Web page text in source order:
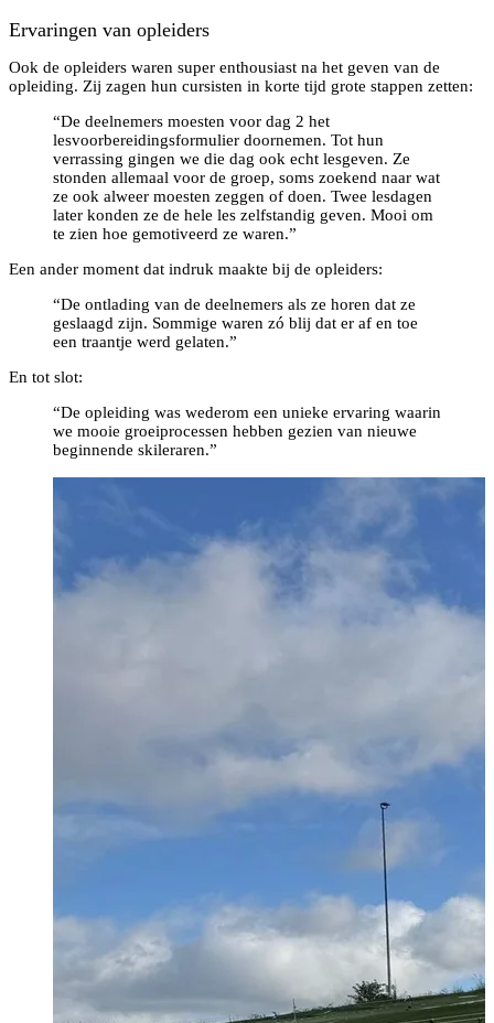
Ervaringen van opleiders
Ook de opleiders waren super enthousiast na het geven van de
opleiding. Zij zagen hun cursisten in korte tijd grote stappen zetten:
“De deelnemers moesten voor dag 2 het
lesvoorbereidingsformulier doornemen. Tot hun
verrassing gingen we die dag ook echt lesgeven. Ze
stonden allemaal voor de groep, soms zoekend naar wat
ze ook alweer moesten zeggen of doen. Twee lesdagen
later konden ze de hele les zelfstandig geven. Mooi om
te zien hoe gemotiveerd ze waren.”
Een ander moment dat indruk maakte bij de opleiders:
“De ontlading van de deelnemers als ze horen dat ze
geslaagd zijn. Sommige waren zó blij dat er af en toe
een traantje werd gelaten.”
En tot slot:
“De opleiding was wederom een unieke ervaring waarin
we mooie groeiprocessen hebben gezien van nieuwe
beginnende skileraren.”